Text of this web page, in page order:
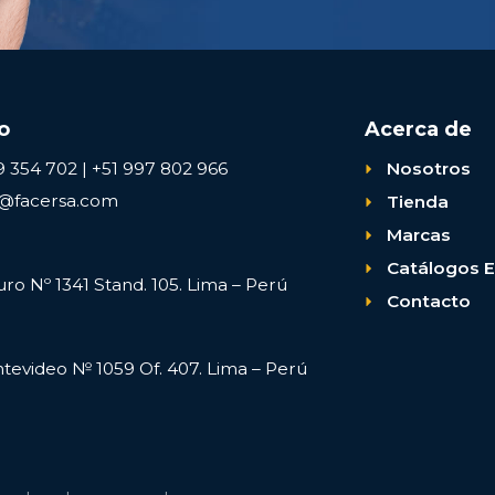
354 702 | +51 997 802 966
Nº 1341 Stand. 105. Lima – Perú
№ 1059 Of. 407. Lima – Perú
Acerca de
Nosotros
Tienda
Marcas
Catálogos
Contacto